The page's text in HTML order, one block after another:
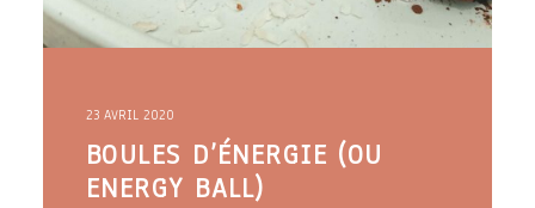
23 AVRIL 2020
BOULES D’ÉNERGIE (OU
ENERGY BALL)